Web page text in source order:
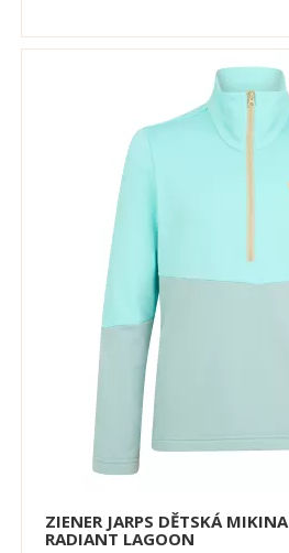
ZIENER JARPS DĚTSKÁ MIKINA
RADIANT LAGOON